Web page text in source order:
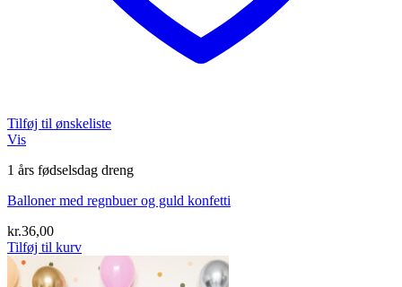
Tilføj til ønskeliste
Vis
1 års fødselsdag dreng
Balloner med regnbuer og guld konfetti
kr.36,00
Tilføj til kurv